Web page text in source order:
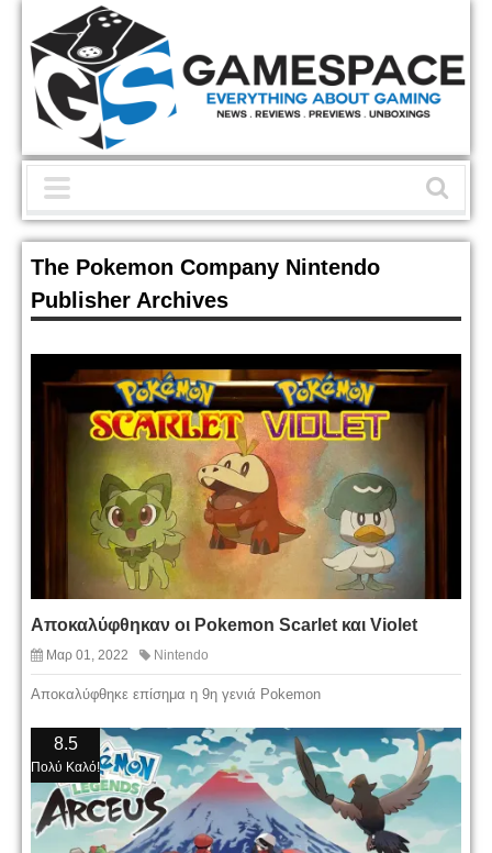
The Pokemon Company Nintendo
Publisher Archives
Αποκαλύφθηκαν οι Pokemon Scarlet και Violet
Μαρ 01, 2022 Nintendo
Αποκαλύφθηκε επίσημα η 9η γενιά Pokemon
8.5
Πολύ Καλό!